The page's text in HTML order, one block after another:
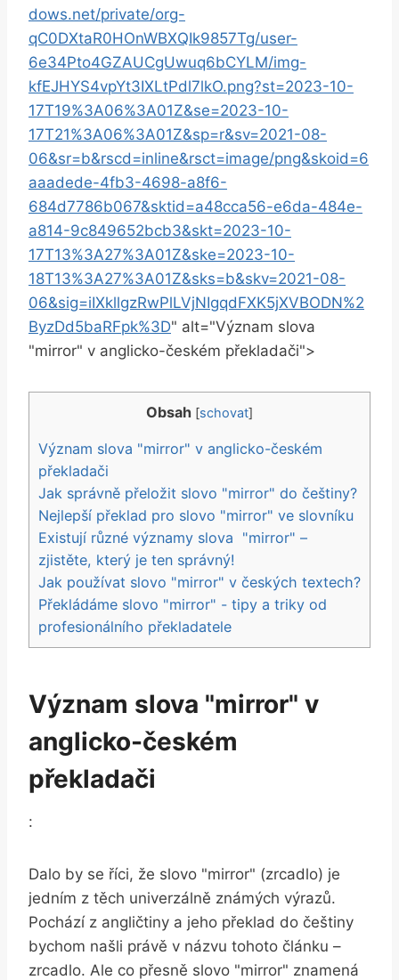
dows.net/private/org-
qC0DXtaR0HOnWBXQIk9857Tg/user-
6e34Pto4GZAUCgUwuq6bCYLM/img-
kfEJHYS4vpYt3IXLtPdl7lkO.png?st=2023-10-
17T19%3A06%3A01Z&se=2023-10-
17T21%3A06%3A01Z&sp=r&sv=2021-08-
06&sr=b&rscd=inline&rsct=image/png&skoid=6
aaadede-4fb3-4698-a8f6-
684d7786b067&sktid=a48cca56-e6da-484e-
a814-9c849652bcb3&skt=2023-10-
17T13%3A27%3A01Z&ske=2023-10-
18T13%3A27%3A01Z&sks=b&skv=2021-08-
06&sig=iIXkllgzRwPlLVjNIgqdFXK5jXVBODN%2
ByzDd5baRFpk%3D" alt="Význam slova
"mirror" ‍v anglicko-českém překladači">
Obsah [schovat]
Význam‌ slova "mirror" v anglicko-českém ​
překladači
Jak správně přeložit slovo "mirror" do češtiny?
Nejlepší ⁢překlad pro slovo "mirror" ve ​slovníku
Existují různé významy slova ⁢ "mirror" –
zjistěte, který je ten správný!
Jak používat slovo "mirror" ⁣v‍ českých textech?
Překládáme slovo "mirror" ​- tipy⁤ a triky od
profesionálního překladatele
Význam‌ slova "mirror" v
anglicko-českém ​
překladači
:
Dalo by‌ se říci, že slovo‌ "mirror" ⁣(zrcadlo) je
jedním z těch univerzálně známých⁢ výrazů.
Pochází ​z angličtiny‍ a ⁤jeho překlad do‍ češtiny
bychom našli‍ právě v názvu tohoto článku –
zrcadlo.⁢ Ale ⁢co přesně⁤ slovo "mirror" ​znamená